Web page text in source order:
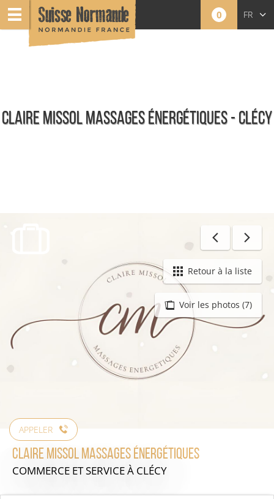
0 FR
CLAIRE MISSOL MASSAGES ÉNERGÉTIQUES - CLÉCY
Voir les photos (7)
Retour à la liste
APPELER
Claire Missol Massages Énergétiques
COMMERCE ET SERVICEÀ CLÉCY